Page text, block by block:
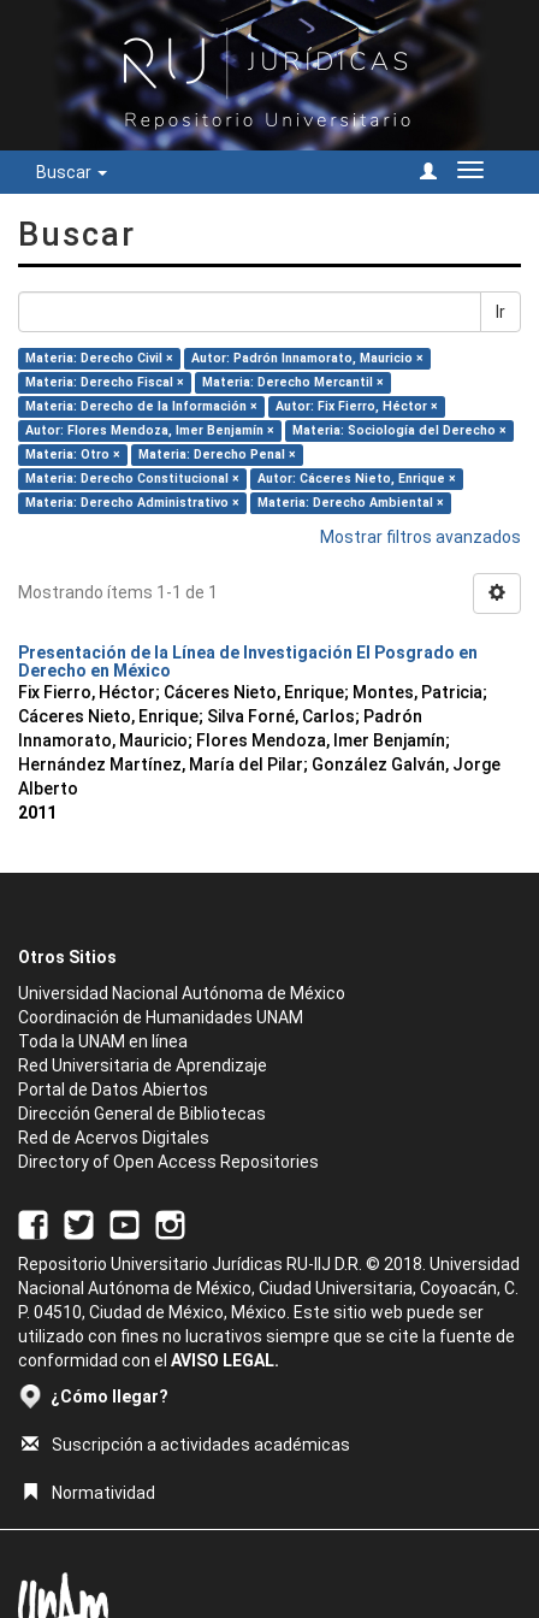
Buscar
Cambiar
Buscar
Ir
Materia: Derecho Civil ×
Autor: Padrón Innamorato, Mauricio ×
Materia: Derecho Fiscal ×
Materia: Derecho Mercantil ×
Materia: Derecho de la Información ×
Autor: Fix Fierro, Héctor ×
Autor: Flores Mendoza, Imer Benjamín ×
Materia: Sociología del Derecho ×
Materia: Otro ×
Materia: Derecho Penal ×
Materia: Derecho Constitucional ×
Autor: Cáceres Nieto, Enrique ×
Materia: Derecho Administrativo ×
Materia: Derecho Ambiental ×
Mostrar filtros avanzados
Mostrando ítems 1-1 de 1
Presentación de la Línea de Investigación El Posgrado en
Derecho en México
Fix Fierro, Héctor; Cáceres Nieto, Enrique; Montes, Patricia;
Cáceres Nieto, Enrique; Silva Forné, Carlos; Padrón
Innamorato, Mauricio; Flores Mendoza, Imer Benjamín;
Hernández Martínez, María del Pilar; González Galván, Jorge
Alberto
2011
Otros Sitios
Universidad Nacional Autónoma de México
Coordinación de Humanidades UNAM
Toda la UNAM en línea
Red Universitaria de Aprendizaje
Portal de Datos Abiertos
Dirección General de Bibliotecas
Red de Acervos Digitales
Directory of Open Access Repositories
Repositorio Universitario Jurídicas RU-IIJ D.R. © 2018. Universidad
Nacional Autónoma de México, Ciudad Universitaria, Coyoacán, C.
P. 04510, Ciudad de México, México. Este sitio web puede ser
utilizado con fines no lucrativos siempre que se cite la fuente de
conformidad con el AVISO LEGAL.
¿Cómo llegar?
Suscripción a actividades académicas
Normatividad